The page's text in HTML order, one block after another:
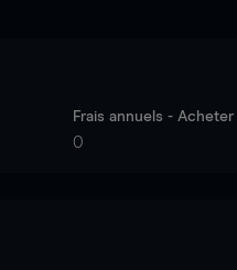
Frais annuels - Acheter
0